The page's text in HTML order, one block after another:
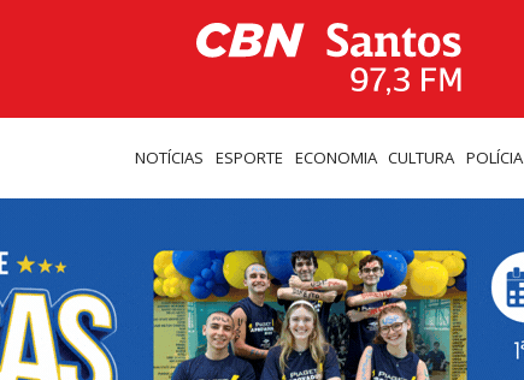
NOTÍCIAS ESPORTE ECONOMIA CULTURA POLÍCIA